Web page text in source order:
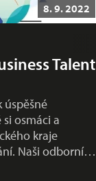
8. 9. 2022
Talent
úspěšné
osmáci a
kraje
Naši odborní…